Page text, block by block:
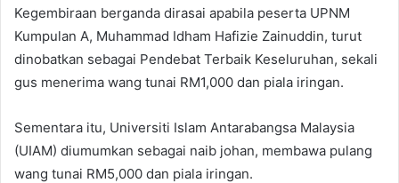
Kegembiraan berganda dirasai apabila peserta UPNM
Kumpulan A, Muhammad Idham Hafizie Zainuddin, turut
dinobatkan sebagai Pendebat Terbaik Keseluruhan, sekali
gus menerima wang tunai RM1,000 dan piala iringan.
Sementara itu, Universiti Islam Antarabangsa Malaysia
(UIAM) diumumkan sebagai naib johan, membawa pulang
wang tunai RM5,000 dan piala iringan.